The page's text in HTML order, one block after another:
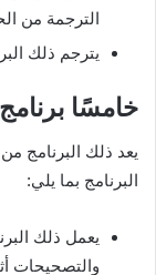
الترجمة من
يترجم ذلك
خامسًا
البرنامج بما يلي:
يعمل ذلك
والتصحيحات